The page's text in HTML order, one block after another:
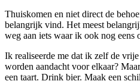
Thuiskomen en niet direct de
belangrijk vind. Het meest
weg aan iets waar ik ook nog eens
Ik realiseerde me dat ik zelf de
worden aandacht voor elkaar?
een taart. Drink bier. Maak een